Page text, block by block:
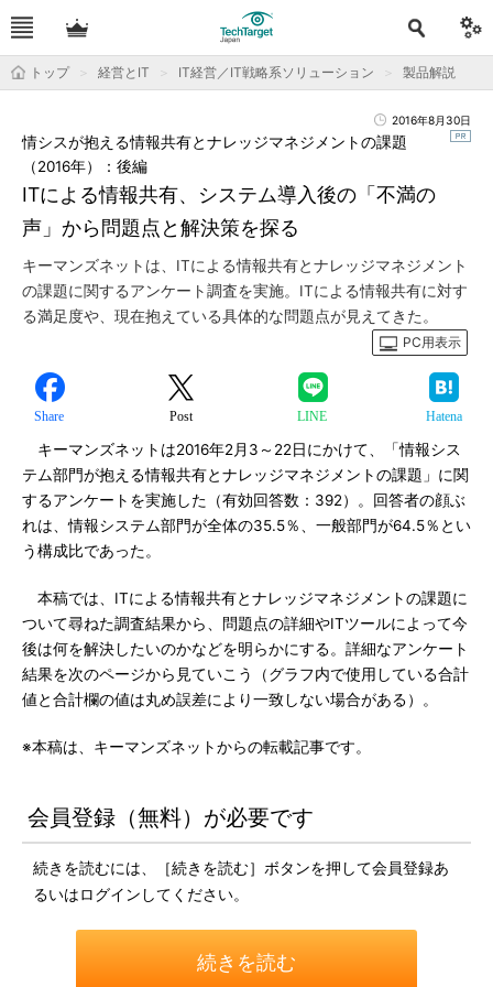
トップ 経営とIT IT経営／IT戦略系ソリューション 製品解説
2016年8月30日
ITによる情報共有、システム導入後の「不満の
声」から問題点と解決策を探る
情シスが抱える情報共有とナレッジマネジメントの課題
（2016年）：後編
キーマンズネットは、ITによる情報共有とナレッジマネジメント
の課題に関するアンケート調査を実施。ITによる情報共有に対す
る満足度や、現在抱えている具体的な問題点が見えてきた。
PC用表示
Share Post LINE Hatena
キーマンズネットは2016年2月3～22日にかけて、「情報シス
テム部門が抱える情報共有とナレッジマネジメントの課題」に関
するアンケートを実施した（有効回答数：392）。回答者の顔ぶ
れは、情報システム部門が全体の35.5％、一般部門が64.5％とい
う構成比であった。
本稿では、ITによる情報共有とナレッジマネジメントの課題に
ついて尋ねた調査結果から、問題点の詳細やITツールによって今
後は何を解決したいのかなどを明らかにする。詳細なアンケート
結果を次のページから見ていこう（グラフ内で使用している合計
値と合計欄の値は丸め誤差により一致しない場合がある）。
※本稿は、キーマンズネットからの転載記事です。
会員登録（無料）が必要です
続きを読むには、［続きを読む］ボタンを押して会員登録あ
るいはログインしてください。
続きを読む